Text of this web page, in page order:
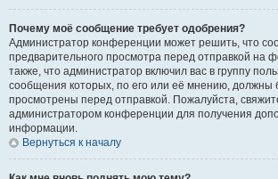
Почему моё сообщение требует одобрения?
Администратор конференции может решить, что
предварительного просмотра перед отправкой на
также, что администратор включил вас в группу
сообщения которых, по его или её мнению, должны
просмотрены перед отправкой. Пожалуйста,
администратором конференции для получения
информации.
Вернуться к началу